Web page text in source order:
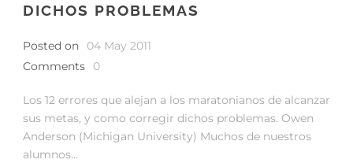
DICHOS PROBLEMAS
Posted on
04 May 2011
Comments
0
Los 12 errores que alejan a los maratonianos de alcanzar
sus metas, y como corregir dichos problemas. Owen
Anderson (Michigan University) Muchos de nuestros
alumnos...